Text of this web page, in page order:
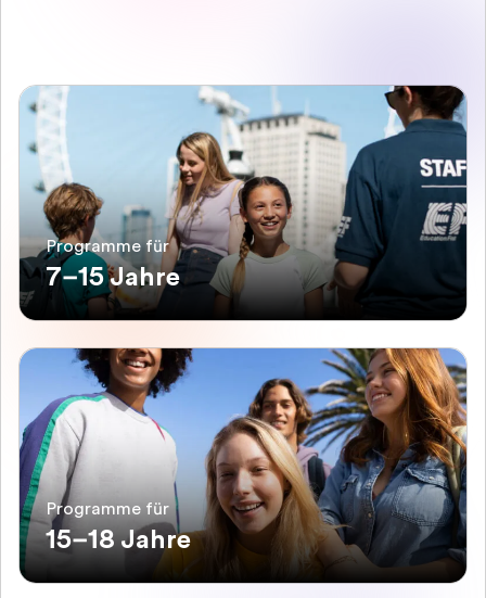
Programme für
7–15 Jahre
Programme für
15–18 Jahre